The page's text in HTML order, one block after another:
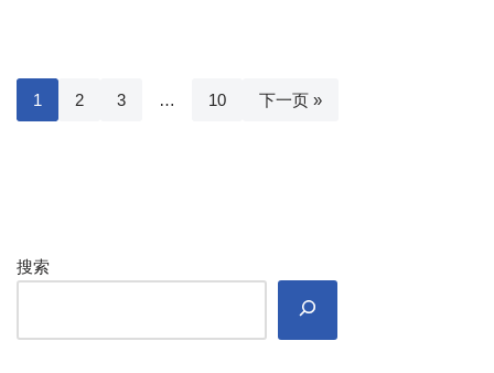
1 2 3 … 10 下一页 »
搜索